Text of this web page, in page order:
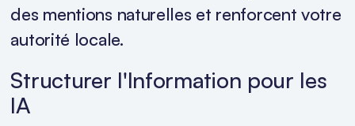
des mentions naturelles et renforcent votre
autorité locale.
Structurer l'Information pour les
IA